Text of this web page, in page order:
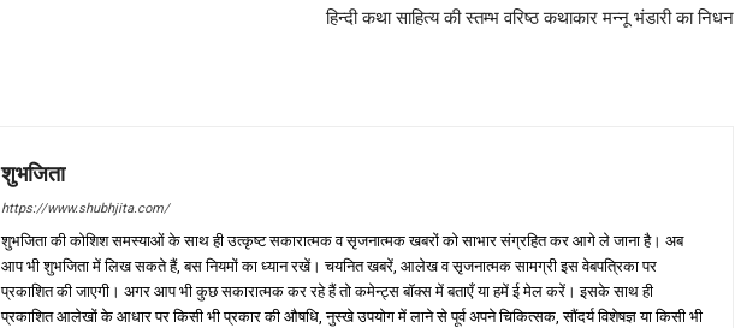
हिन्दी कथा साहित्य की स्तम्भ वरिष्ठ कथाकार मन्नू भंडारी का निधन
शुभजिता
https://www.shubhjita.com/
शुभजिता की कोशिश समस्याओं के साथ ही उत्कृष्ट सकारात्मक व सृजनात्मक खबरों को साभार संग्रहित कर आगे ले जाना है। अब
आप भी शुभजिता में लिख सकते हैं, बस नियमों का ध्यान रखें। चयनित खबरें, आलेख व सृजनात्मक सामग्री इस वेबपत्रिका पर
प्रकाशित की जाएगी। अगर आप भी कुछ सकारात्मक कर रहे हैं तो कमेन्ट्स बॉक्स में बताएँ या हमें ई मेल करें। इसके साथ ही
प्रकाशित आलेखों के आधार पर किसी भी प्रकार की औषधि, नुस्खे उपयोग में लाने से पूर्व अपने चिकित्सक, सौंदर्य विशेषज्ञ या किसी भी